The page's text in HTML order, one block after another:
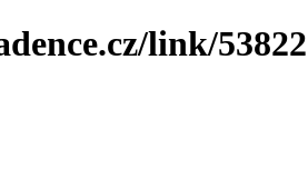
link/53822